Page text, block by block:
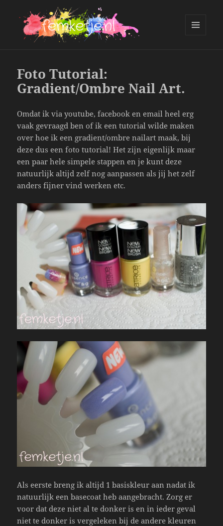
Foto Tutorial:
Gradient/Ombre Nail Art.
Omdat ik via youtube, facebook en email heel erg
vaak gevraagd ben of ik een tutorial wilde maken
over hoe ik een gradient/ombre nailart maak, bij
deze dus een foto tutorial! Het zijn eigenlijk maar
een paar hele simpele stappen en je kunt deze
natuurlijk altijd zelf nog aanpassen als jij het zelf
anders fijner vind werken etc.
Als eerste breng ik altijd 1 basiskleur aan nadat ik
natuurlijk een basecoat heb aangebracht. Zorg er
voor dat deze niet al te donker is en in ieder geval
niet te donker is vergeleken bij de andere kleuren